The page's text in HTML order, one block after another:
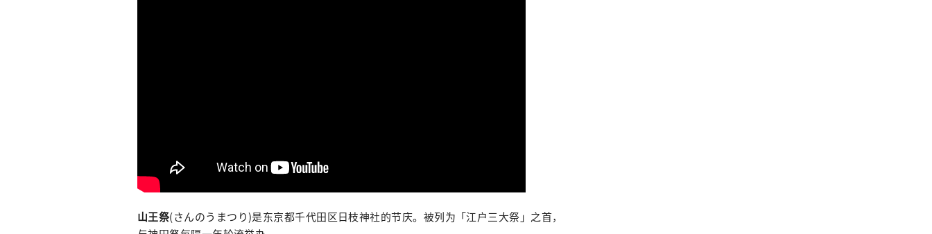
山王祭(さんのうまつり)是东京都千代田区日枝神社的节庆。被列为「江户三大祭」之首，